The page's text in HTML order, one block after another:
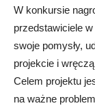
W konkursie
przedstawiciele
swoje pomysły,
projekcie i
Celem projektu
na ważne